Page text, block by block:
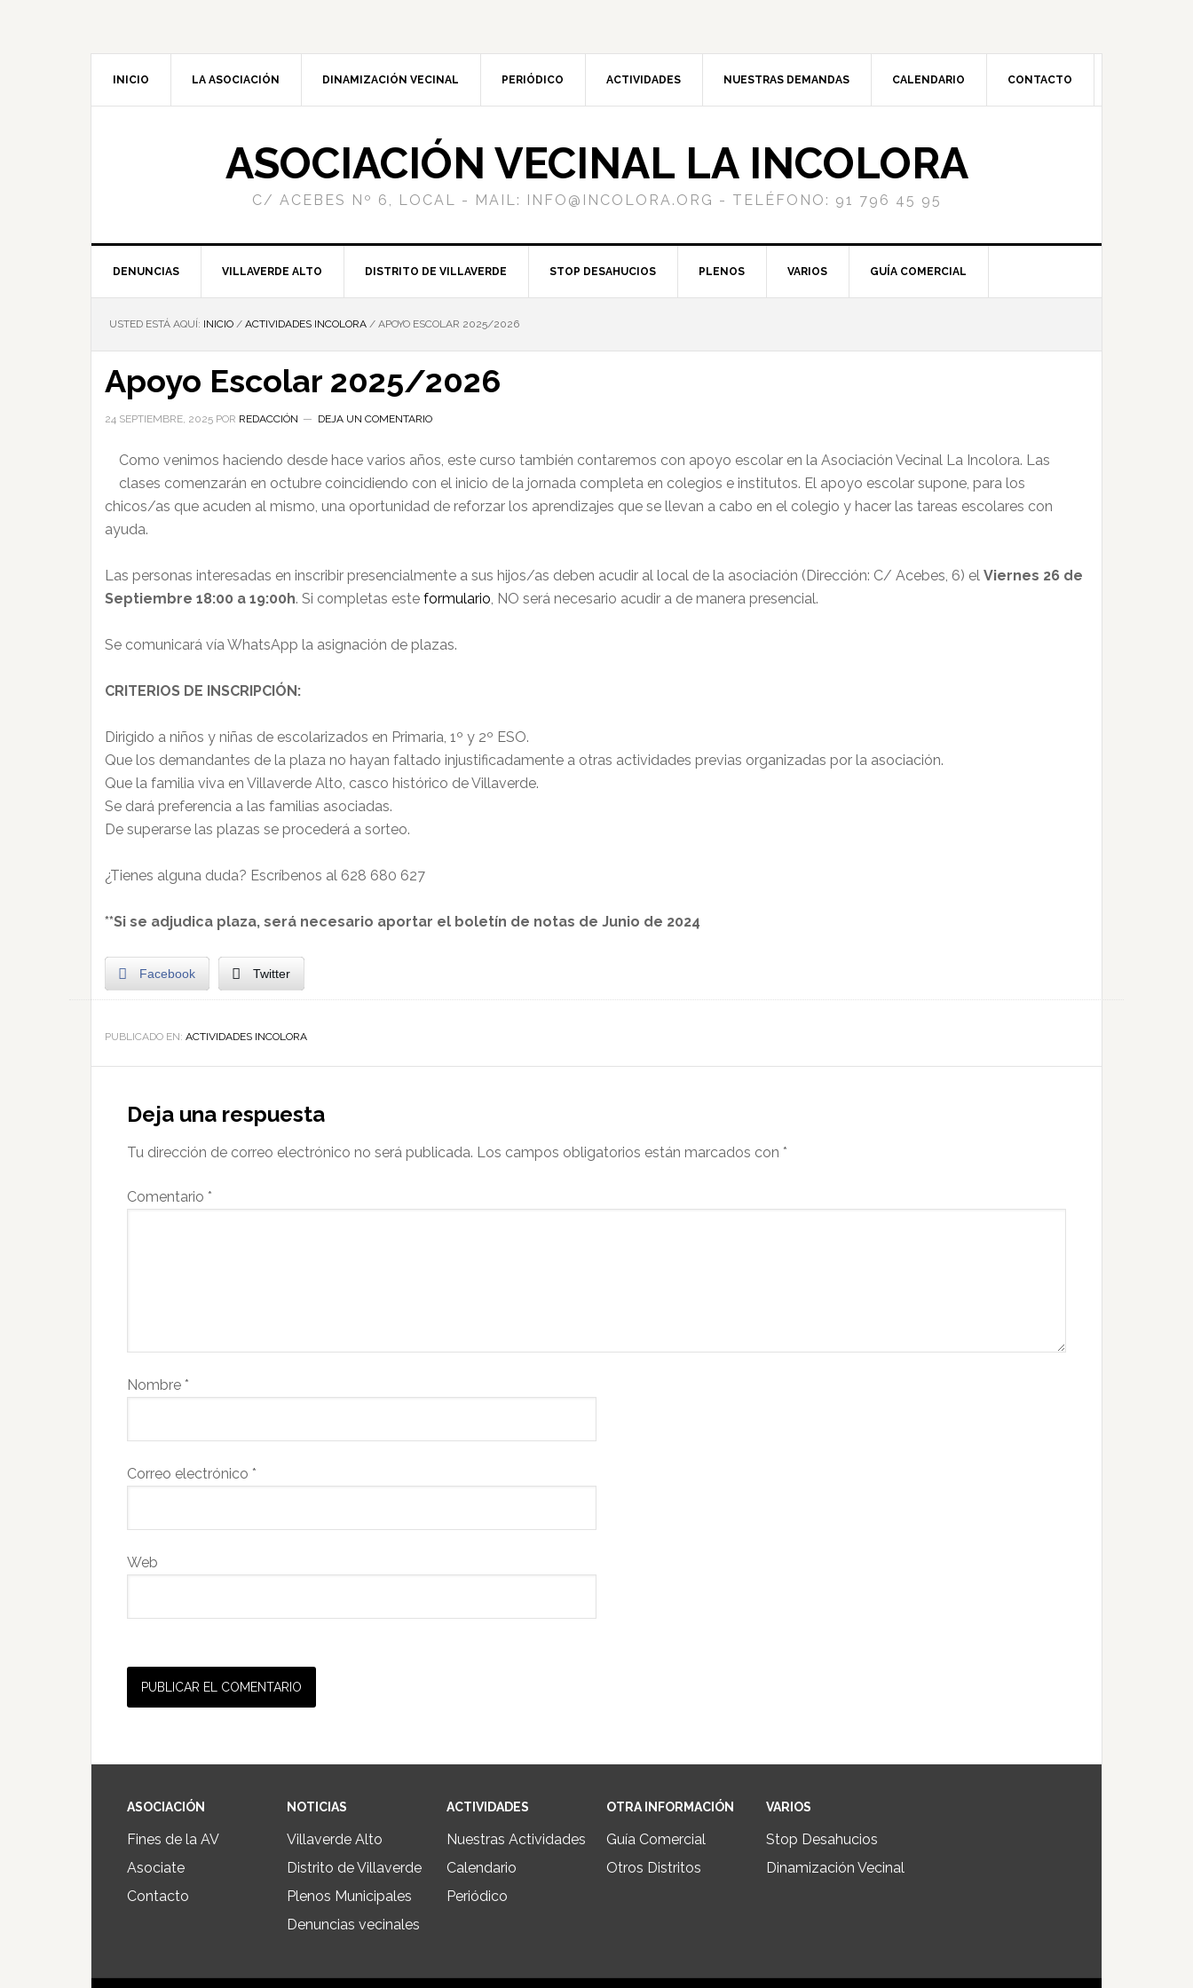
INICIO LA ASOCIACIÓN DINAMIZACIÓN VECINAL PERIÓDICO ACTIVIDADES NUESTRAS DEMANDAS CALENDARIO CONTACTO
ASOCIACIÓN VECINAL LA INCOLORA
C/ ACEBES Nº 6, LOCAL - MAIL: INFO@INCOLORA.ORG - TELÉFONO: 91 796 45 95
DENUNCIAS VILLAVERDE ALTO DISTRITO DE VILLAVERDE STOP DESAHUCIOS PLENOS VARIOS GUÍA COMERCIAL
USTED ESTÁ AQUÍ: INICIO / ACTIVIDADES INCOLORA / APOYO ESCOLAR 2025/2026
Apoyo Escolar 2025/2026
24 SEPTIEMBRE, 2025 POR REDACCIÓN DEJA UN COMENTARIO
Como venimos haciendo desde hace varios años, este curso también contaremos con apoyo escolar en la Asociación Vecinal La Incolora. Las
clases comenzarán en octubre coincidiendo con el inicio de la jornada completa en colegios e institutos. El apoyo escolar supone, para los
chicos/as que acuden al mismo, una oportunidad de reforzar los aprendizajes que se llevan a cabo en el colegio y hacer las tareas escolares con
ayuda.
Las personas interesadas en inscribir presencialmente a sus hijos/as deben acudir al local de la asociación (Dirección: C/ Acebes, 6) el Viernes 26 de
Septiembre 18:00 a 19:00h. Si completas este formulario, NO será necesario acudir a de manera presencial.
Se comunicará vía WhatsApp la asignación de plazas.
CRITERIOS DE INSCRIPCIÓN:
Dirigido a niños y niñas de escolarizados en Primaria, 1º y 2º ESO.
Que los demandantes de la plaza no hayan faltado injustificadamente a otras actividades previas organizadas por la asociación.
Que la familia viva en Villaverde Alto, casco histórico de Villaverde.
Se dará preferencia a las familias asociadas.
De superarse las plazas se procederá a sorteo.
¿Tienes alguna duda? Escríbenos al 628 680 627
**Si se adjudica plaza, será necesario aportar el boletín de notas de Junio de 2024
Facebook Twitter
PUBLICADO EN: ACTIVIDADES INCOLORA
Deja una respuesta
Tu dirección de correo electrónico no será publicada. Los campos obligatorios están marcados con *
Comentario *
Nombre *
Correo electrónico *
Web
ASOCIACIÓN
Fines de la AV
Asociate
Contacto
NOTICIAS
Villaverde Alto
Distrito de Villaverde
Plenos Municipales
Denuncias vecinales
ACTIVIDADES
Nuestras Actividades
Calendario
Periódico
OTRA INFORMACIÓN
Guía Comercial
Otros Distritos
VARIOS
Stop Desahucios
Dinamización Vecinal